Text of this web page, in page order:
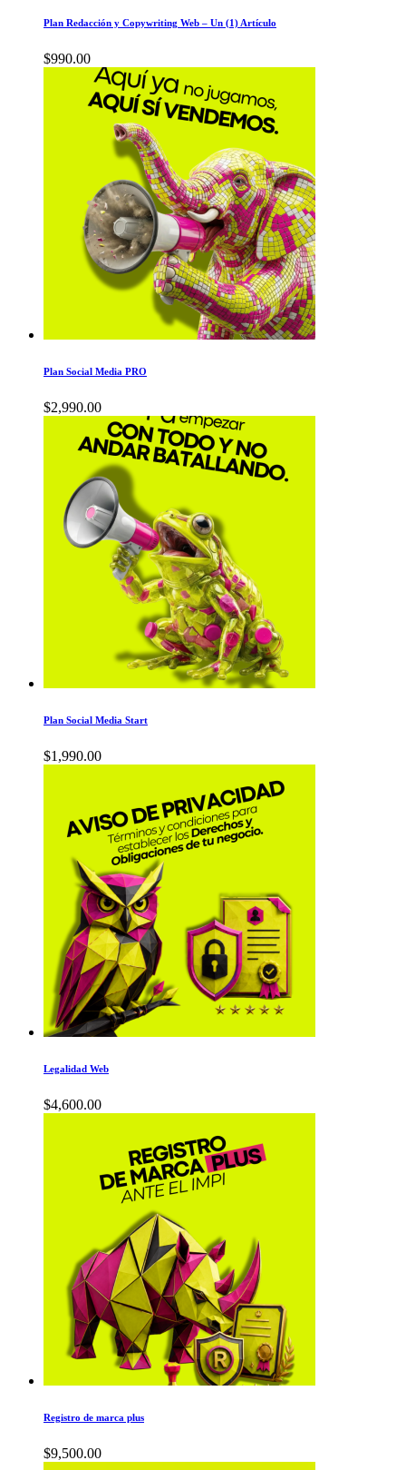
Plan Redacción y Copywriting Web – Un (1) Artículo
$990.00
Plan Social Media PRO
$2,990.00
Plan Social Media Start
$1,990.00
Legalidad Web
$4,600.00
Registro de marca plus
$9,500.00